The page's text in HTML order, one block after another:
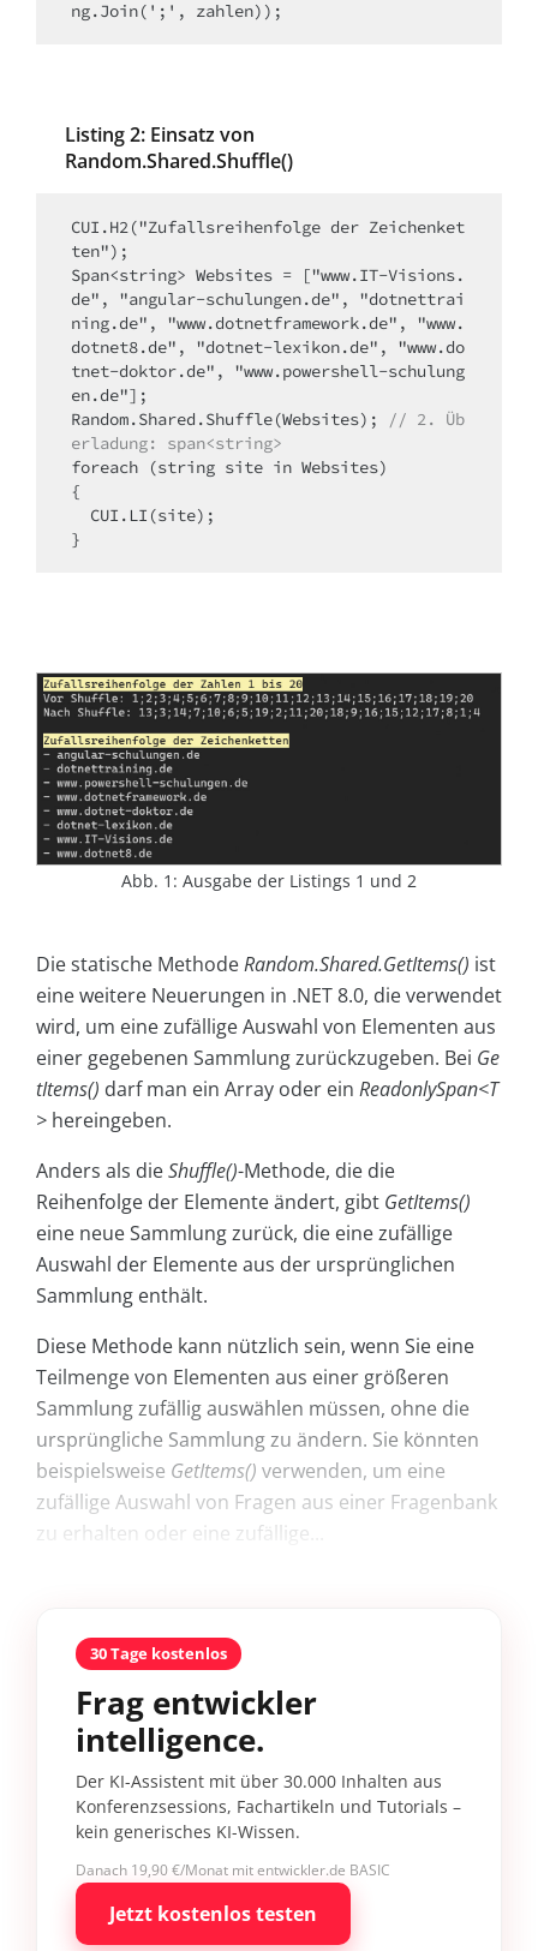
Listing 2: Einsatz von
Random.Shared.Shuffle()
CUI.H2("Zufallsreihenfolge der Zeichenket
ten");
Span<string> Websites = ["www.IT-Visions.
de", "angular-schulungen.de", "dotnettrai
ning.de", "www.dotnetframework.de", "www.
dotnet8.de", "dotnet-lexikon.de", "www.do
tnet-doktor.de", "www.powershell-schulung
en.de"];
Random.Shared.Shuffle(Websites);
// 2. Üb
erladung: span<string>
foreach (string site in Websites)
{
Abb. 1: Ausgabe der Listings 1 und 2
Die statische MethodeRandom.Shared.GetItems() ist
eine weitere Neuerungen in .NET 8.0, die verwendet
wird, um eine zufällige Auswahl von Elementen aus
einer gegebenen Sammlung zurückzugeben. Bei Ge
tItems() darf man ein Array oder ein ReadonlySpan<T
> hereingeben.
Anders als dieShuffle()-Methode, die die
Reihenfolge der Elemente ändert, gibt GetItems()
eine neue Sammlung zurück, die eine zufällige
Auswahl der Elemente aus der ursprünglichen
Sammlung enthält.
Diese Methode kann nützlich sein, wenn Sie eine
Teilmenge von Elementen aus einer größeren
Sammlung zufällig auswählen müssen, ohne die
ursprüngliche Sammlung zu ändern. Sie könnten
beispielsweise GetItems() verwenden, um eine
zufällige Auswahl von Fragen aus einer Fragenbank
zu erhalten oder eine zufällige...
30 Tage kostenlos
Frag entwickler
intelligence.
Der KI-Assistent mit über 30.000 Inhalten aus
Konferenzsessions, Fachartikeln und Tutorials –
kein generisches KI-Wissen.
Danach 19,90 €/Monat mit entwickler.de BASIC
Jetzt kostenlos testen